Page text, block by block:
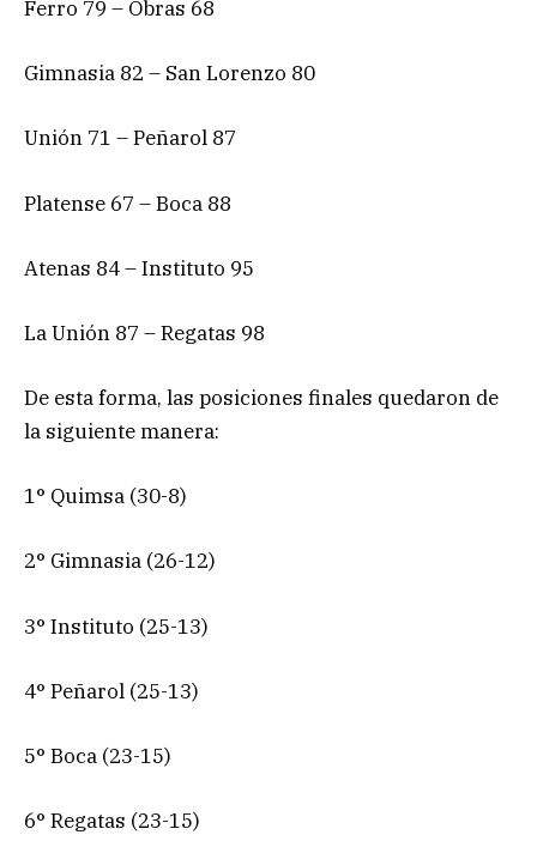
Ferro 79 – Obras 68
Gimnasia 82 – San Lorenzo 80
Unión 71 – Peñarol 87
Platense 67 – Boca 88
Atenas 84 – Instituto 95
La Unión 87 – Regatas 98
De esta forma, las posiciones finales quedaron de
la siguiente manera:
1° Quimsa (30-8)
2° Gimnasia (26-12)
3° Instituto (25-13)
4° Peñarol (25-13)
5° Boca (23-15)
6° Regatas (23-15)